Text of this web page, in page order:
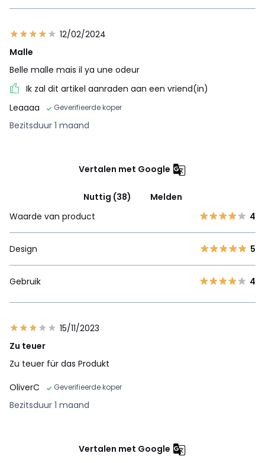
12/02/2024
Malle
Belle malle mais il ya une odeur
Ik zal dit artikel aanraden aan een vriend(in)
Leaaaa
Geverifieerde koper
Bezitsduur 1 maand
Vertalen met Google
Nuttig (38)
Melden
Waarde van product
4
Design 5
Gebruik 4
15/11/2023
Zu teuer
Zu teuer für das Produkt
OliverC
Geverifieerde koper
Bezitsduur 1 maand
Vertalen met Google